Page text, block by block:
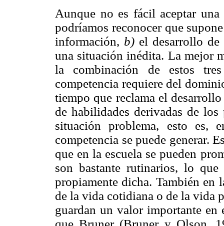
Aunque no es fácil aceptar
podríamos reconocer que
información, b) el desarrollo
una situación inédita. La mejor
la combinación de estos
competencia requiere del
tiempo que reclama el
de habilidades derivadas de
situación problema, esto es,
competencia se puede generar.
que en la escuela se pueden
son bastante rutinarios, lo
propiamente dicha. También en
de la vida cotidiana o de la vida
guardan un valor importante